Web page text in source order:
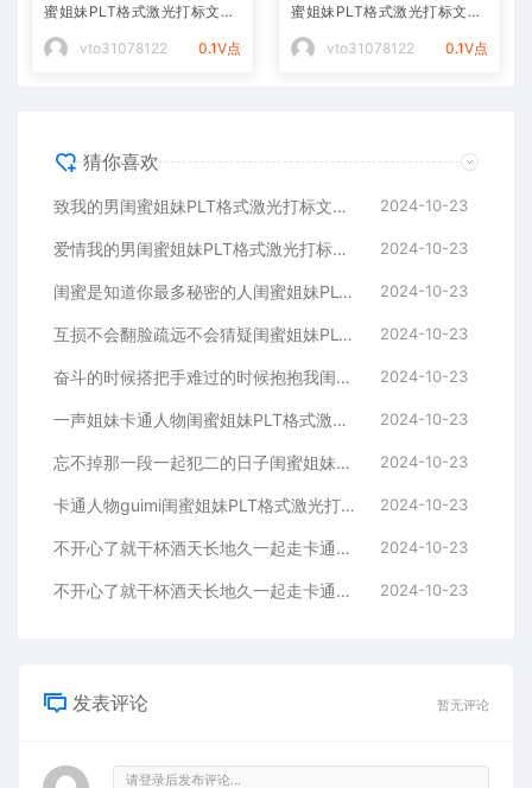
蜜姐妹PLT格式激光打标文件
通用矢量图
vto31078122
0.1V点
蜜姐妹PLT格式激光打标文件
通用矢量图
vto31078122
0.1V点
猜你喜欢
致我的男闺蜜姐妹PLT格式激光打标文件通用矢量图 2024-10-23
爱情我的男闺蜜姐妹PLT格式激光打标文件通用矢量图 2024-10-23
闺蜜是知道你最多秘密的人闺蜜姐妹PLT格式激光打标文件通用矢量图 2024-10-23
互损不会翻脸疏远不会猜疑闺蜜姐妹PLT格式激光打标文件通用矢量图 2024-10-23
奋斗的时候搭把手难过的时候抱抱我闺蜜姐妹 2024-10-23
一声姐妹卡通人物闺蜜姐妹PLT格式激光打标文件通用矢量图 2024-10-23
忘不掉那一段一起犯二的日子闺蜜姐妹PLT格式激光打标文件通用矢量图 2024-10-23
卡通人物guimi闺蜜姐妹PLT格式激光打标文件通用矢量图 2024-10-23
不开心了就干杯酒天长地久一起走卡通人物闺蜜姐妹 2024-10-23
不开心了就干杯酒天长地久一起走卡通人物闺蜜姐妹 2024-10-23
发表评论 暂无评论